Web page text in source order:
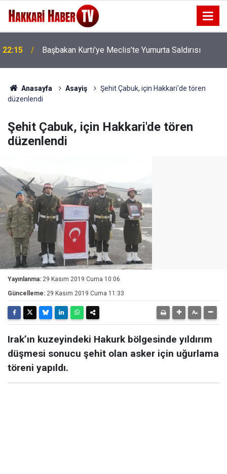
22:15 Başbakan Kurti’ye Meclis’te Yumurta Saldırısı
Anasayfa Asayiş
Şehit Çabuk, için Hakkari'de tören
düzenlendi
Şehit Çabuk, için Hakkari'de tören
düzenlendi
Yayınlanma: 29 Kasım 2019 Cuma 10:06
Güncelleme: 29 Kasım 2019 Cuma 11:33
Irak’ın kuzeyindeki Hakurk bölgesinde yıldırım
düşmesi sonucu şehit olan asker için uğurlama
töreni yapıldı.